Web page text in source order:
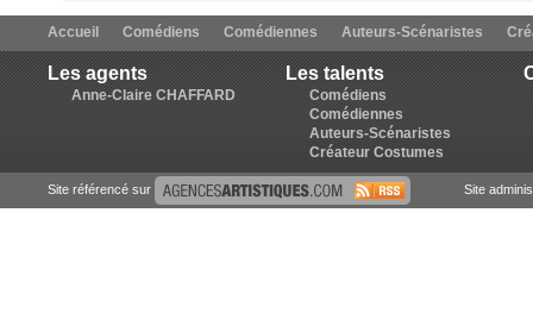
Accueil Comédiens Comédiennes Auteurs-Scénaristes
Les agents
Anne-Claire CHAFFARD
Les talents
Comédiens
Comédiennes
Auteurs-Scénaristes
Créateur Costumes
Site référencé sur Site